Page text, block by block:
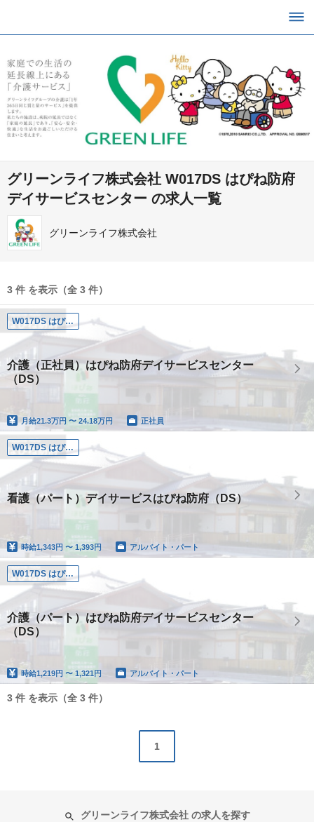
グリーンライフ株式会社 W017DS はぴね防府
デイサービスセンター の求人一覧
グリーンライフ株式会社
3 件 を表示（全 3 件）
W017DS はぴね防府デイサービスセンター
介護（正社員）はぴね防府デイサービスセンター
（DS）
月給21.3万円 〜 24.18万円 正社員
W017DS はぴね防府デイサービスセンター
看護（パート）デイサービスはぴね防府（DS）
時給1,343円 〜 1,393円 アルバイト・パート
W017DS はぴね防府デイサービスセンター
介護（パート）はぴね防府デイサービスセンター
（DS）
時給1,219円 〜 1,321円 アルバイト・パート
3 件 を表示（全 3 件）
1
グリーンライフ株式会社 の求人を探す